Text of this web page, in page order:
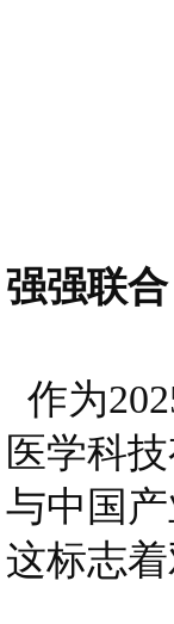
强强联
作为
医学科
与中国
这标志